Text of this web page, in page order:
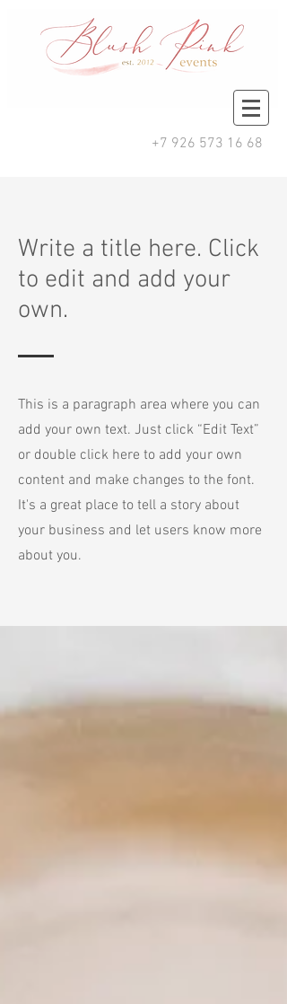
+7 926 573 16 68
Write a title here. Click
to edit and add your
own.
This is a paragraph area where you can
add your own text. Just click “Edit Text”
or double click here to add your own
content and make changes to the font.
It's a great place to tell a story about
your business and let users know more
about you.